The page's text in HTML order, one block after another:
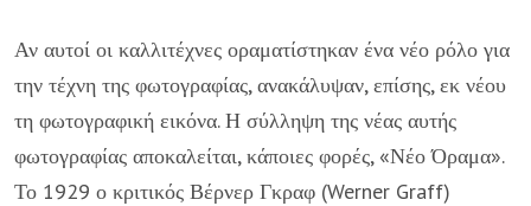
Αν αυτοί οι καλλιτέχνες οραματίστηκαν ένα νέο ρόλο για
την τέχνη της φωτογραφίας, ανακάλυψαν, επίσης, εκ νέου
τη φωτογραφική εικόνα. Η σύλληψη της νέας αυτής
φωτογραφίας αποκαλείται, κάποιες φορές, «Νέο Όραμα».
Το 1929 ο κριτικός Βέρνερ Γκραφ (Werner Graff)